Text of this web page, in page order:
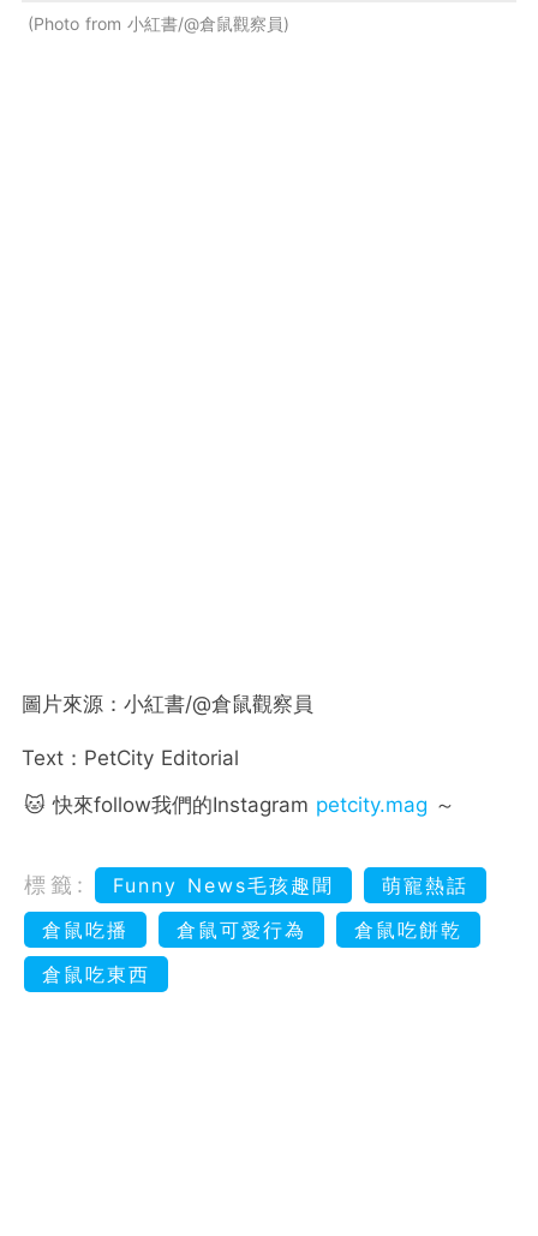
Photo from 小紅書/@倉鼠觀察員
圖片來源：小紅書/@倉鼠觀察員
Text：PetCity Editorial
🐱 快來follow我們的Instagram petcity.mag ～
標籤: Funny News毛孩趣聞
萌寵熱話
倉鼠吃播
倉鼠可愛行為
倉鼠吃餅乾
倉鼠吃東西